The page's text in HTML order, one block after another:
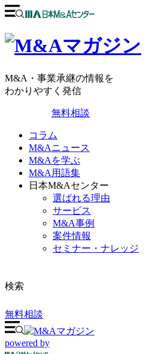
M&A・事業承継の情報を
わかりやすく発信
無料相談
コラム
M&Aニュース
M&Aを学ぶ
M&A用語集
日本M&Aセンター
選ばれる理由
サービス
M&A事例
案件情報
セミナー・ナレッジ
検索
無料相談
powered by